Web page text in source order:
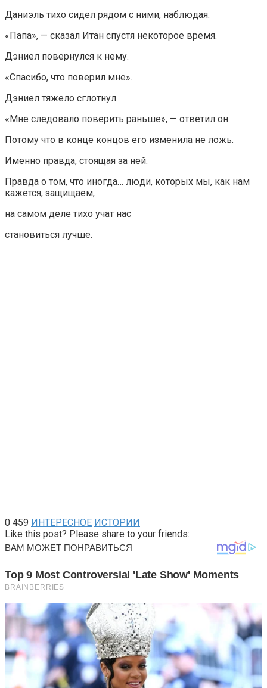
Даниэль тихо сидел рядом с ними, наблюдая.
«Папа», — сказал Итан спустя некоторое время.
Дэниел повернулся к нему.
«Спасибо, что поверил мне».
Дэниел тяжело сглотнул.
«Мне следовало поверить раньше», — ответил он.
Потому что в конце концов его изменила не ложь.
Именно правда, стоящая за ней.
Правда о том, что иногда… люди, которых мы, как нам
кажется, защищаем,
на самом деле тихо учат нас
становиться лучше.
0 459 ИНТЕРЕСНОЕ ИСТОРИИ
Like this post? Please share to your friends: